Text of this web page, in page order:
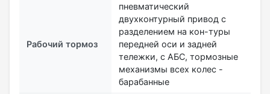
Рабочий тормоз
пневматический
двухконтурный привод с
разделением на кон-туры
передней оси и задней
тележки, с АБС, тормозные
механизмы всех колес -
барабанные